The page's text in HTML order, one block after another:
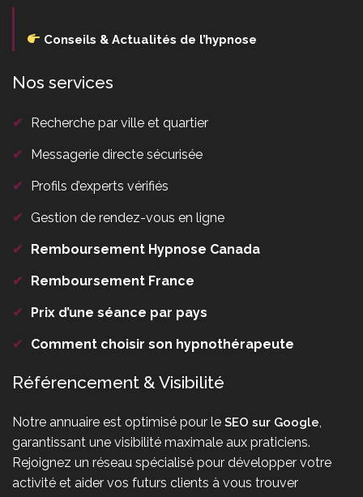
Conseils & Actualités de l’hypnose
Nos services
✔ Recherche par ville et quartier
✔ Messagerie directe sécurisée
✔ Profils d’experts vérifiés
✔ Gestion de rendez-vous en ligne
✔ Remboursement Hypnose Canada
✔ Remboursement France
✔ Prix d’une séance par pays
✔ Comment choisir son hypnothérapeute
Référencement & Visibilité
Notre annuaire est optimisé pour le SEO sur Google
garantissant une visibilité maximale aux praticiens.
Rejoignez un réseau spécialisé pour développer votre
activité et aider vos futurs clients à vous trouver